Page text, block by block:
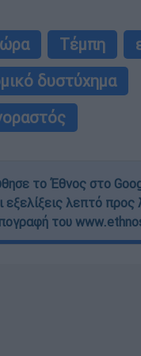
Τέμπη
δυστύχημα
το Έθνος στο
εξελίξεις λεπτό προς
του